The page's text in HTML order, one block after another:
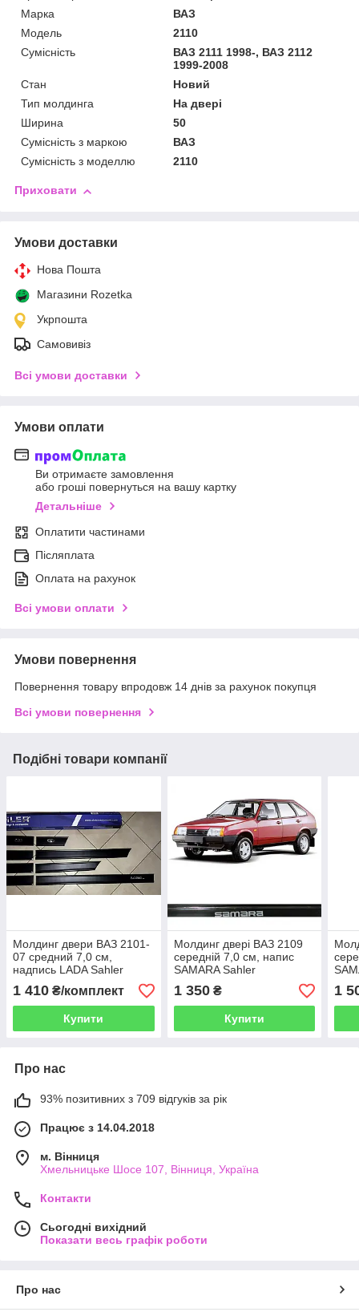
Марка
ВАЗ
Модель
2110
Сумісність
ВАЗ 2111 1998-, ВАЗ 2112
1999-2008
Стан
Новий
Тип молдинга
На двері
Ширина
50
Сумісність з маркою
ВАЗ
Сумісність з моделлю
2110
Приховати
Умови доставки
Нова Пошта
Магазини Rozetka
Укрпошта
Самовивіз
Всі умови доставки
Умови оплати
Ви отримаєте замовлення
або гроші повернуться на вашу картку
Детальніше
Оплатити частинами
Післяплата
Оплата на рахунок
Всі умови оплати
Умови повернення
Повернення товару впродовж 14 днів за рахунок покупця
Всі умови повернення
Подібні товари компанії
Молдинг двери ВАЗ 2101-
07 средний 7,0 см,
надпись LADA Sahler
1 410 ₴/комплект
Купити
Молдинг двері ВАЗ 2109
середній 7,0 см, напис
SAMARA Sahler
1 350₴
Купити
1
Про нас
93% позитивних з 709 відгуків за рік
Працює з 14.04.2018
м. Вінниця
Хмельницьке Шосе 107, Вінниця, Україна
Контакти
Сьогодні вихідний
Показати весь графік роботи
Про нас